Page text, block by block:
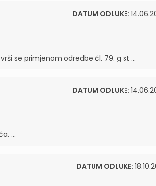
DATUM ODLUKE:
se primjenom odredbe čl. 79. g st ...
DATUM ODLUKE:
...
DATUM ODLUKE: